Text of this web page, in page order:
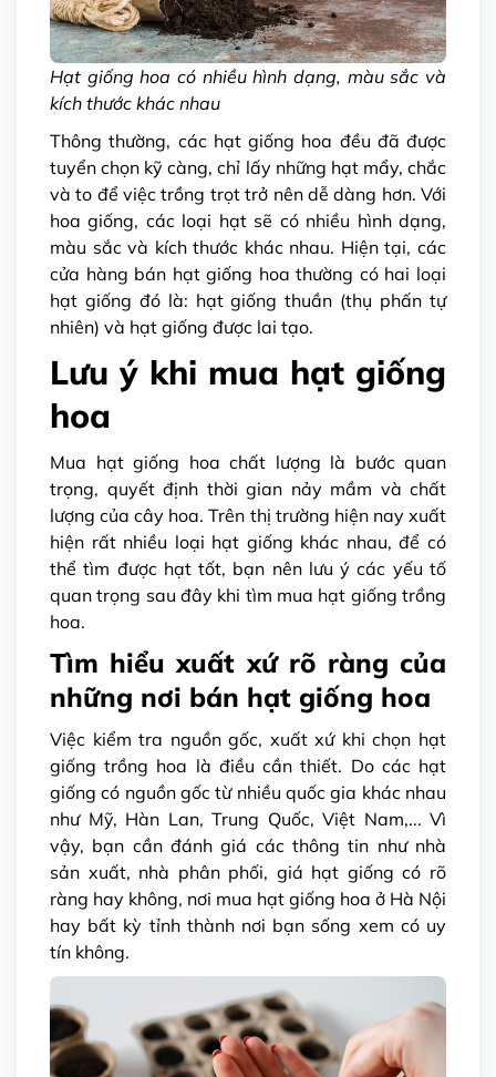
Hạt giống hoa có nhiều hình dạng, màu sắc và
kích thước khác nhau
Thông thường, các hạt giống hoa đều đã được
tuyển chọn kỹ càng, chỉ lấy những hạt mẩy, chắc
và to để việc trồng trọt trở nên dễ dàng hơn. Với
hoa giống, các loại hạt sẽ có nhiều hình dạng,
màu sắc và kích thước khác nhau. Hiện tại, các
cửa hàng bán hạt giống hoa thường có hai loại
hạt giống đó là: hạt giống thuần (thụ phấn tự
nhiên) và hạt giống được lai tạo.
Lưu ý khi mua hạt giống
hoa
Mua hạt giống hoa chất lượng là bước quan
trọng, quyết định thời gian nảy mầm và chất
lượng của cây hoa. Trên thị trường hiện nay xuất
hiện rất nhiều loại hạt giống khác nhau, để có
thể tìm được hạt tốt, bạn nên lưu ý các yếu tố
quan trọng sau đây khi tìm mua hạt giống trồng
hoa.
Tìm hiểu xuất xứ rõ ràng của
những nơi bán hạt giống hoa
Việc kiểm tra nguồn gốc, xuất xứ khi chọn hạt
giống trồng hoa là điều cần thiết. Do các hạt
giống có nguồn gốc từ nhiều quốc gia khác nhau
như Mỹ, Hàn Lan, Trung Quốc, Việt Nam,... Vì
vậy, bạn cần đánh giá các thông tin như nhà
sản xuất, nhà phân phối, giá hạt giống có rõ
ràng hay không, nơi mua hạt giống hoa ở Hà Nội
hay bất kỳ tỉnh thành nơi bạn sống xem có uy
tín không.